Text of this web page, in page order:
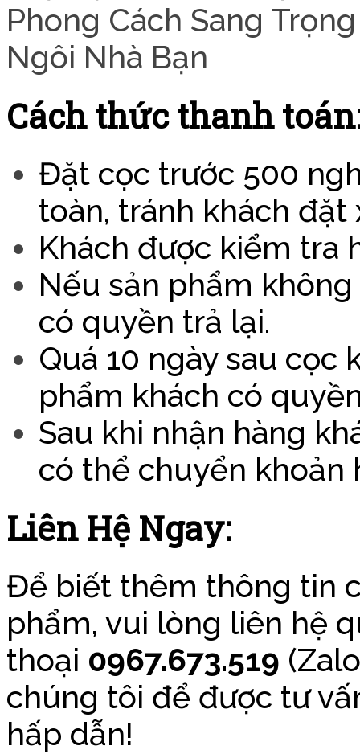
Cách thức thanh
Đặt cọc trước 500
toàn, tránh khách đặt
Khách được kiểm tra
Nếu sản phẩm
có quyền trả lại.
Quá 10 ngày sau cọc
phẩm khách có
Sau khi nhận hàng
có thể chuyển khoản
Liên Hệ Ngay:
Để biết thêm thông tin
phẩm, vui lòng liên hệ
thoại 0967.673.519
chúng tôi để được tư
hấp dẫn!